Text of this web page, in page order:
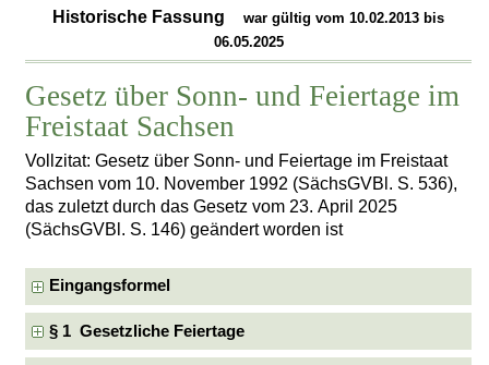
Historische Fassung
war gültig vom 10.02.2013 bis
06.05.2025
Gesetz über Sonn- und Feiertage im
Freistaat Sachsen
Vollzitat: Gesetz über Sonn- und Feiertage im Freistaat
Sachsen vom 10. November 1992 (SächsGVBl. S. 536),
das zuletzt durch das Gesetz vom 23. April 2025
(SächsGVBl. S. 146) geändert worden ist
Eingangsformel
§ 1 Gesetzliche Feiertage